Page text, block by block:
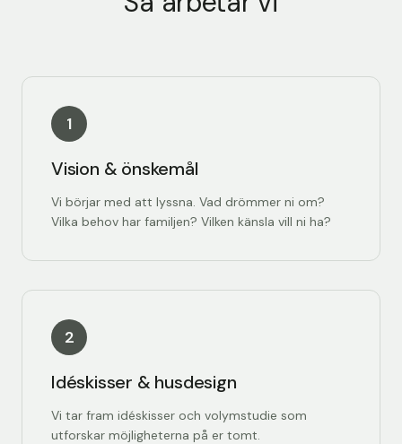
1
Vision & önskemål
Vi börjar med att lyssna. Vad drömmer ni om?
Vilka behov har familjen? Vilken känsla vill ni ha?
2
Idéskisser & husdesign
Vi tar fram idéskisser och volymstudie som
utforskar möjligheterna på er tomt.